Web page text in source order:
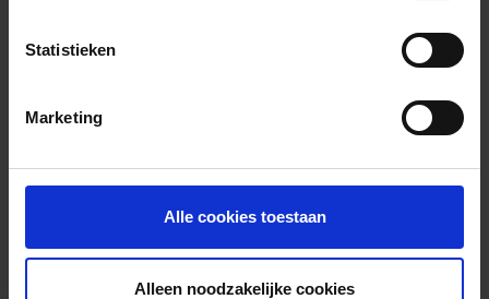
Statistieken
Marketing
Alle cookies toestaan
Alleen noodzakelijke cookies